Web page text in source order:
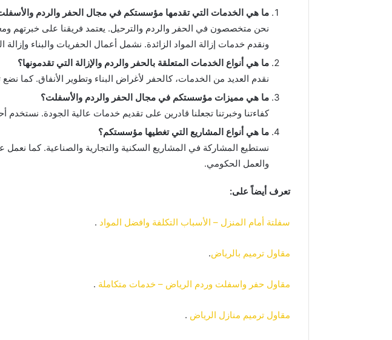
ما هي الخدمات التي تقدمها مؤسستكم في مجال الحفر والردم
نحن متخصصون في الحفر والردم والترحيل. يعتمد فريقنا على خبرتهم
ونقدم خدمات إزالة المواد الزائدة. نشمل أعمال الحفريات والبناء وإزالة
ما هي أنواع الخدمات المتعلقة بالحفر والردم والإزالة التي تقدمونها؟
نقدم العديد من الخدمات، كالحفر لأغراض البناء وتطوير الأنفاق. كما
ما هي مميزات مؤسستكم في مجال الحفر والردم والأسفلت؟
كفاءتنا وخبرتنا تجعلنا قادرين على تقديم خدمات عالية الجودة. نستخدم
ما هي أنواع المشاريع التي تغطيها مؤسستكم؟
نستطيع المشاركة في المشاريع السكنية والتجارية والصناعية. كما
والعمل الحكومي.
تعرف أيضاً على:
سفلتة أمام المنزل – الأسباب التكلفة وافضل المواد .
مقاول ترميم بالرياض.
مقاول حفر واسفلت وردم الرياض – خدمات متكاملة .
مقاول ترميم منازل الرياض .